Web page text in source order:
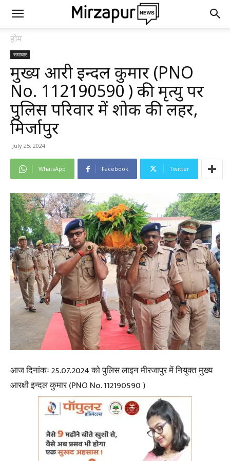
होम
समाचार
मुख्य आरक्षी इन्दल कुमार (PNO
No. 112190590 ) की मृत्यु पर
पुलिस परिवार में शोक की लहर,
मिर्जापुर
July 25, 2024
WhatsApp Facebook Twitter
आज दिनांकः 25.07.2024 को पुलिस लाइन मीरजापुर में नियुक्त मुख्य
आरक्षी इन्दल कुमार (PNO No. 112190590 )